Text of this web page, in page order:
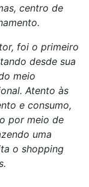
centro de
foi o primeiro
desde sua
meio
Atento às
e consumo,
por meio de
uma
o shopping